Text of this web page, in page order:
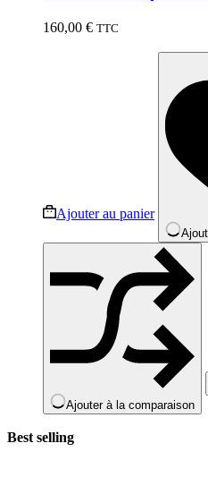
160,00 € TTC
Ajouter au panier
Ajouter à la comparaison
Best selling